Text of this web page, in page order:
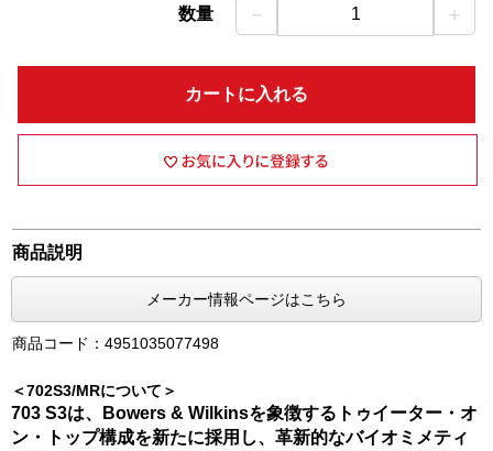
数量 － 1 ＋
カートに入れる
商品説明
メーカー情報ページはこちら
商品コード：4951035077498
＜702S3/MRについて＞
703 S3は、Bowers & Wilkinsを象徴するトゥイーター・オ
ン・トップ構成を新たに採用し、革新的なバイオミメティ